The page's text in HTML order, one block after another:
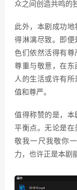
众之间创造共鸣的
此外，本剧成功
得淋漓尽致。即便
色们依然活得有尊
尊重与敬意，在
人的生活或许有
值和尊严。
值得称赞的是，
平衡点。无论是
敬我一尺我敬你
力，也许正是本剧